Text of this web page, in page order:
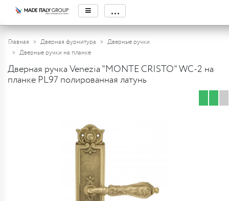
≡ ...
Главная Дверная фурнитура
Дверные ручки
Дверные ручки на планке
Дверная ручка Venezia "MONTE CRISTO" WC-2 на
планке PL97 полированная латунь